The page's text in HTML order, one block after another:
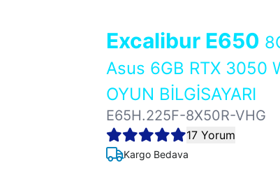
Excalibur E650
Asus 6GB RTX 3050
OYUN BİLGİSAYARI
E65H.225F-8X50R-VHG
17 Yorum
Kargo Bedava